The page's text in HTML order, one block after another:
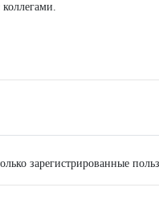
зарегистрированные